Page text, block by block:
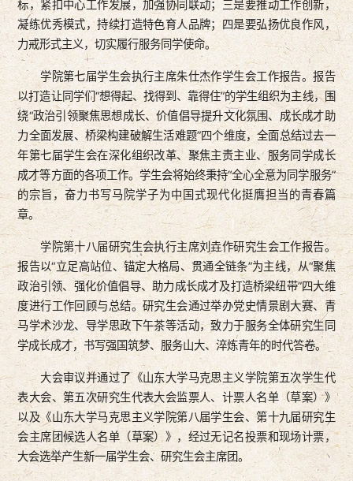
标，紧扣中心工作发展，加强协同联动；三是要推动工作创新，
凝练优秀模式，持续打造特色育人品牌；四是要弘扬优良作风，
力戒形式主义，切实履行服务同学使命。
学院第七届学生会执行主席朱仕杰作学生会工作报告。报告
以打造让同学们“想得起、找得到、靠得住”的学生组织为主线，围
绕“政治引领聚焦思想成长、价值倡导提升文化氛围、成长成才助
力全面发展、桥梁构建破解生活难题”四个维度，全面总结过去一
年第七届学生会在深化组织改革、聚焦主责主业、服务同学成长
成才等方面的各项工作。学生会将始终秉持“全心全意为同学服务”
的宗旨，奋力书写马院学子为中国式现代化挺膺担当的青春篇
章。
学院第十八届研究生会执行主席刘垚作研究生会工作报告。
报告以“立足高站位、锚定大格局、贯通全链条”为主线，从“聚焦
政治引领、强化价值倡导、助力成长成才及打造桥梁纽带”四大维
度进行工作回顾与总结。研究生会通过举办党史情景剧大赛、青
马学术沙龙、导学思政下午茶等活动，致力于服务全体研究生同
学成长成才，书写强国筑梦、服务山大、淬炼青年的时代答卷。
大会审议并通过了《山东大学马克思主义学院第五次学生代
表大会、第五次研究生代表大会监票人、计票人名单（草案）》
以及《山东大学马克思主义学院第八届学生会、第十九届研究生
会主席团候选人名单（草案）》，经过无记名投票和现场计票，
大会选举产生新一届学生会、研究生会主席团。